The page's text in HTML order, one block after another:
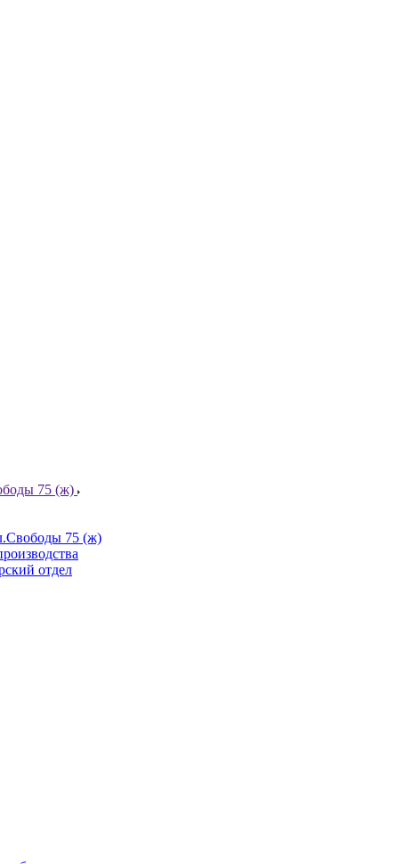
75 (ж)
75 (ж)
отдел